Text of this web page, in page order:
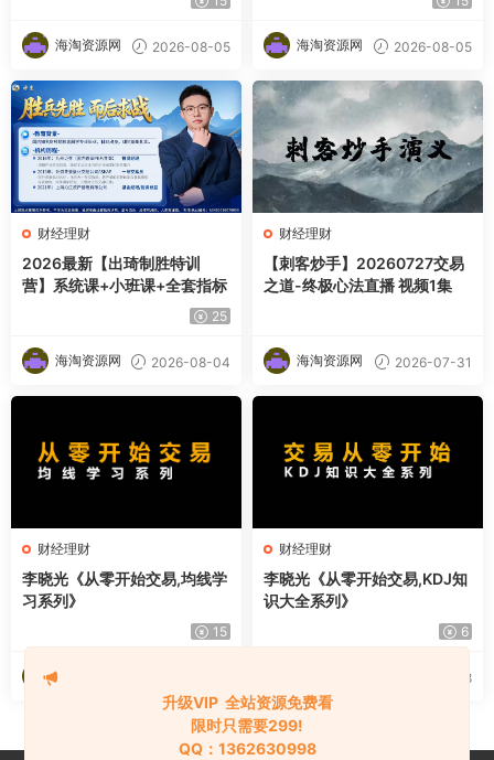
海淘资源网 2026-08-05 海淘资源网 2026-08-05
财经理财
2026最新【出琦制胜特训
营】系统课+小班课+全套指标
25
海淘资源网 2026-08-04
财经理财
【刺客炒手】20260727交易
之道-终极心法直播 视频1集
海淘资源网 2026-07-31
财经理财
李晓光《从零开始交易,均线学
习系列》
15
海淘资源网
财经理财
李晓光《从零开始交易,KDJ知
识大全系列》
6
2026-07-28
升级VIP 全站资源免费看
限时只需要299!
QQ：1362630998